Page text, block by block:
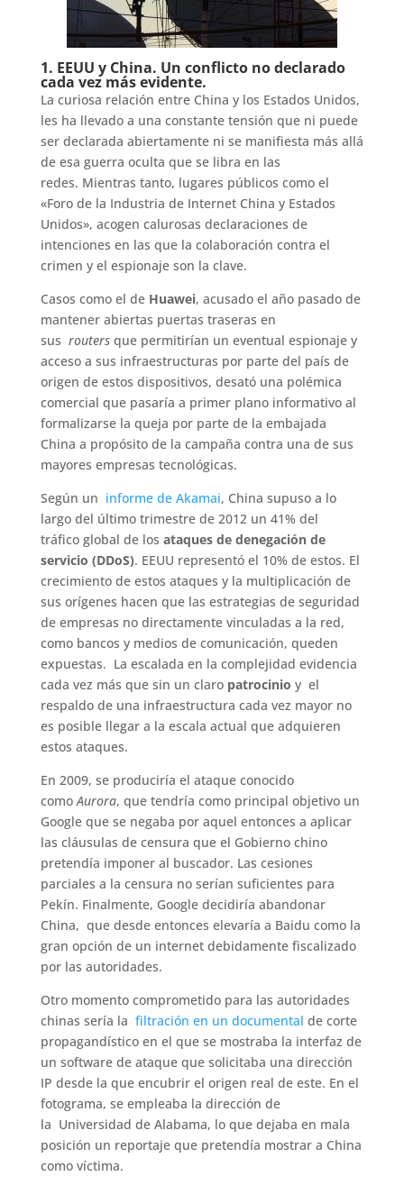
1. EEUU y China. Un conflicto no declarado
cada vez más evidente.
La curiosa relación entre China y los Estados Unidos,
les ha llevado a una constante tensión que ni puede
ser declarada abiertamente ni se manifiesta más allá
de esa guerra oculta que se libra en las
redes. Mientras tanto, lugares públicos como el
«Foro de la Industria de Internet China y Estados
Unidos», acogen calurosas declaraciones de
intenciones en las que la colaboración contra el
crimen y el espionaje son la clave.
Casos como el de Huawei, acusado el año pasado de
mantener abiertas puertas traseras en
sus routersque permitirían un eventual espionaje y
acceso a sus infraestructuras por parte del país de
origen de estos dispositivos, desató una polémica
comercial que pasaría a primer plano informativo al
formalizarse la queja por parte de la embajada
China a propósito de la campaña contra una de sus
mayores empresas tecnológicas.
Según un informe de Akamai, China supuso a lo
largo del último trimestre de 2012 un 41% del
tráfico global de los ataques de denegación de
servicio (DDoS). EEUU representó el 10% de estos. El
crecimiento de estos ataques y la multiplicación de
sus orígenes hacen que las estrategias de seguridad
de empresas no directamente vinculadas a la red,
como bancos y medios de comunicación, queden
expuestas. La escalada en la complejidad evidencia
cada vez más que sin un claro patrocinio y el
respaldo de una infraestructura cada vez mayor no
es posible llegar a la escala actual que adquieren
estos ataques.
En 2009, se produciría el ataque conocido
como Aurora, que tendría como principal objetivo un
Google que se negaba por aquel entonces a aplicar
las cláusulas de censura que el Gobierno chino
pretendía imponer al buscador. Las cesiones
parciales a la censura no serían suficientes para
Pekín. Finalmente, Google decidiría abandonar
China, que desde entonces elevaría a Baidu como la
gran opción de un internet debidamente fiscalizado
por las autoridades.
Otro momento comprometido para las autoridades
chinas sería la filtración en un documental de corte
propagandístico en el que se mostraba la interfaz de
un software de ataque que solicitaba una dirección
IP desde la que encubrir el origen real de este. En el
fotograma, se empleaba la dirección de
la Universidad de Alabama, lo que dejaba en mala
posición un reportaje que pretendía mostrar a China
como víctima.